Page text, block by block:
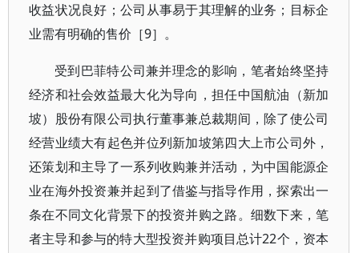
收益状况良好；公司从事易于其理解的业务；目标企
业需有明确的售价［9］。
受到巴菲特公司兼并理念的影响，笔者始终坚持
经济和社会效益最大化为导向，担任中国航油（新加
坡）股份有限公司执行董事兼总裁期间，除了使公司
经营业绩大有起色并位列新加坡第四大上市公司外，
还策划和主导了一系列收购兼并活动，为中国能源企
业在海外投资兼并起到了借鉴与指导作用，探索出一
条在不同文化背景下的投资并购之路。细数下来，笔
者主导和参与的特大型投资并购项目总计22个，资本